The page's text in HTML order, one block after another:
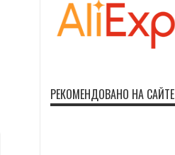
РЕКОМЕНДОВАНО НА САЙТЕ